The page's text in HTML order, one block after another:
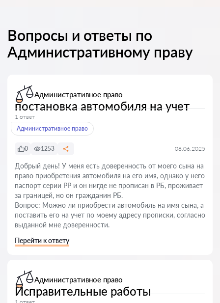
Вопросы и ответы по
Административному праву
Административное право
постановка автомобиля на учет
1 ответ
Административное право
0 1253 08.06.2025
Добрый день! У меня есть доверенность от моего сына на
право приобретения автомобиля на его имя, однако у него
паспорт серии РР и он нигде не прописан в РБ, проживает
за границей, но он гражданин РБ.
Вопрос: Можно ли приобрести автомобиль на имя сына, а
поставить его на учет по моему адресу прописки, согласно
выданной мне доверенности.
Перейти к ответу
Административное право
Исправительные работы